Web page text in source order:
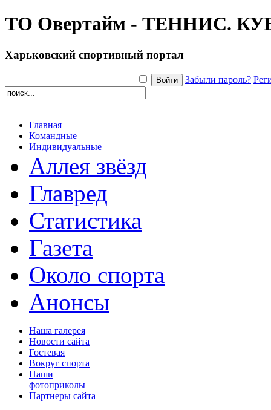
ТО Овертайм - ТЕННИС.
Харьковский спортивный портал
Забыли пароль?
Главная
Командные
Индивидуальные
Аллея звёзд
Главред
Статистика
Газета
Около спорта
Анонсы
Наша галерея
Новости сайта
Гостевая
Вокруг спорта
Наши
фотоприколы
Партнеры сайта